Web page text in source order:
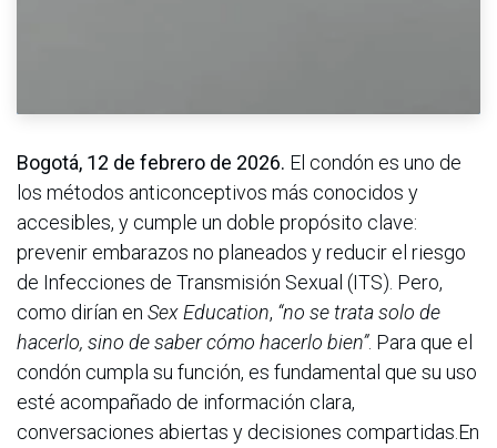
Bogotá, 12 de febrero de 2026. El condón es uno de
los métodos anticonceptivos más conocidos y
accesibles, y cumple un doble propósito clave:
prevenir embarazos no planeados y reducir el riesgo
de Infecciones de Transmisión Sexual (ITS). Pero,
como dirían en Sex Education, “no se trata solo de
hacerlo, sino de saber cómo hacerlo bien”. Para que el
condón cumpla su función, es fundamental que su uso
esté acompañado de información clara,
conversaciones abiertas y decisiones compartidas.En